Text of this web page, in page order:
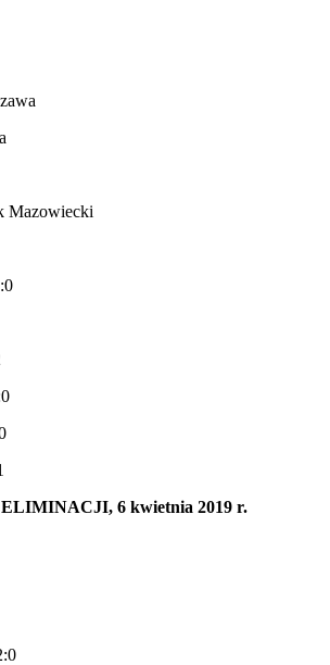
Mazowiecki
6 kwietnia 2019 r.